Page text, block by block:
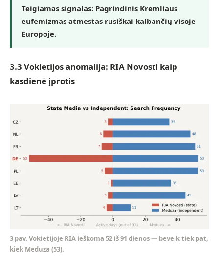
Teigiamas signalas: Pagrindinis Kremliaus
eufemizmas atmestas rusiškai kalbančių visoje
Europoje.
3.3 Vokietijos anomalija: RIA Novosti kaip
kasdienė įprotis
3 pav. Vokietijoje RIA ieškoma 52 iš 91 dienos — beveik tiek pat,
kiek Meduza (53).